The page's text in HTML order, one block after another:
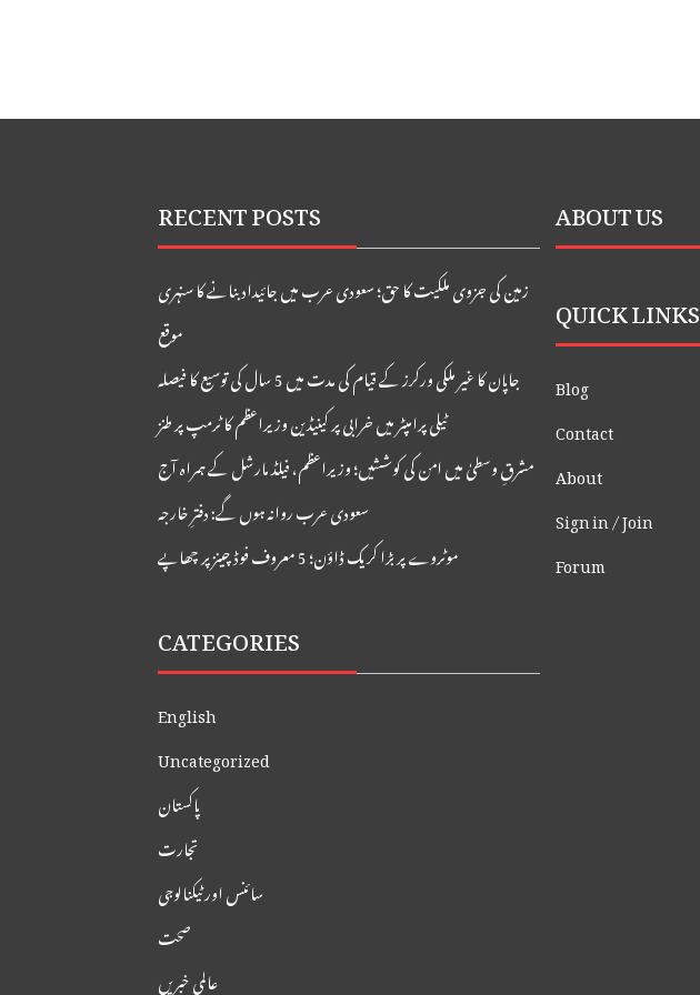
RECENT POSTS
زمین کی جزوی ملکیت کا حق؛ سعودی عرب میں جائیداد بنانے کا سنہری
موقع
جاپان کا غیر ملکی ورکرز کے قیام کی مدت میں 5 سال کی توسیع کا فیصلہ
ٹیلی پرامپٹر میں خرابی پر کینیڈین وزیراعظم کا ٹرمپ پر طنز
مشرقِ وسطیٰ میں امن کی کوششیں؛ وزیراعظم، فیلڈ مارشل کے ہمراہ آج
سعودی عرب روانہ ہوں گے: دفترِ خارجہ
موٹروے پر بڑا کریک ڈاؤن؛ 5 معروف فوڈ چینز پر چھاپے
CATEGORIES
English
Uncategorized
پاکستان
تجارت
سائنس اور ٹیکنالوجی
صحت
عالمی خبریں
ABOUT US
QUICK LINKS
Blog
Contact
About
Sign in / Join
Forum